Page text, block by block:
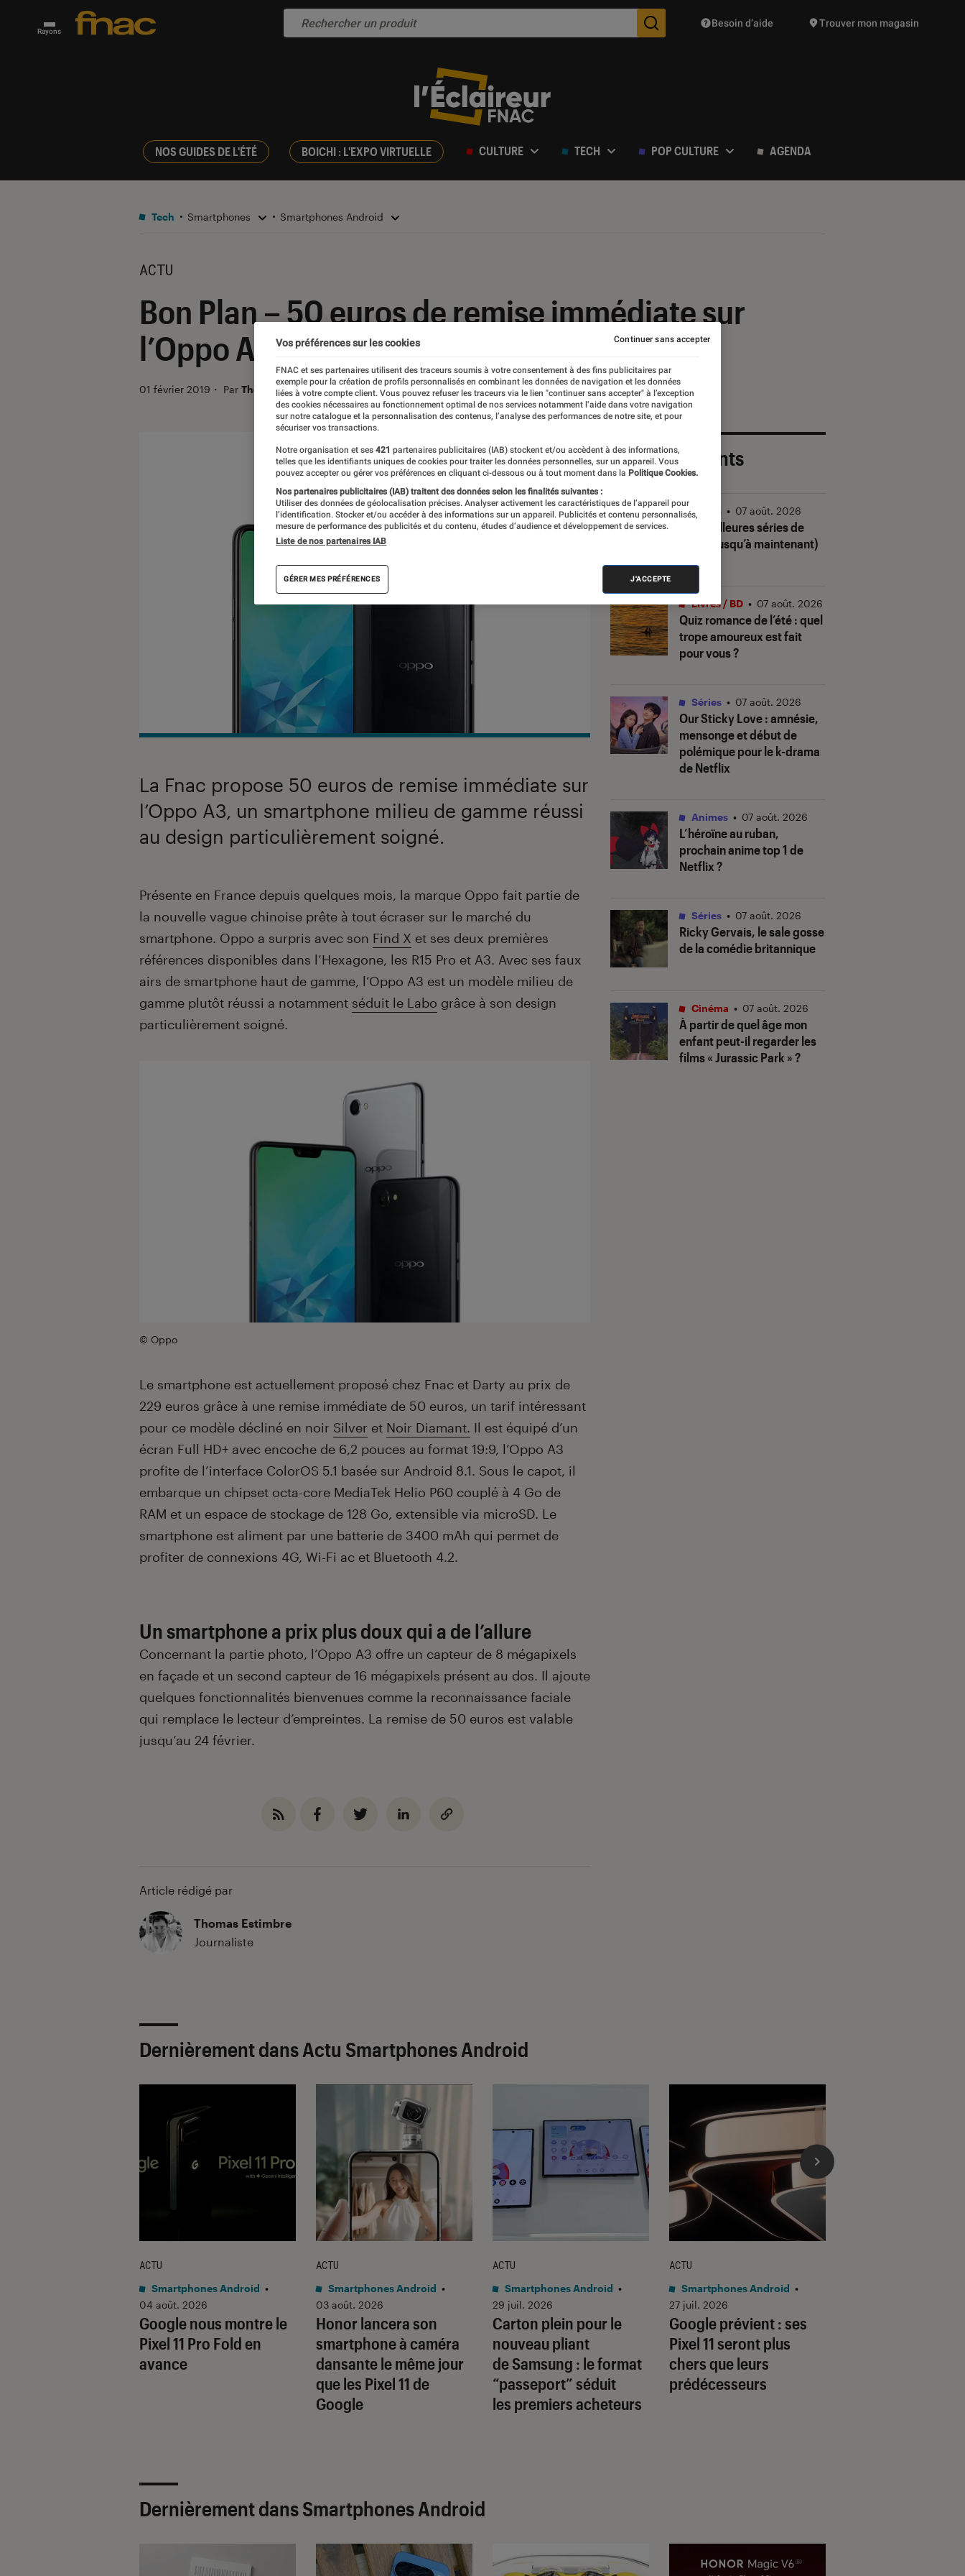
Rayons Des suggestions de produits vont vous être proposées
Besoin d’aide Trouver mon magasin
NOS GUIDES DE L'ÉTÉ BOICHI : L'EXPO VIRTUELLE CULTURE TECH POP CULTURE AGENDA
Tech Smartphones Smartphones Android
ACTU
Bon Plan – 50 euros de remise immédiate sur
l’Oppo A3
01 février 2019 ・ Par Thomas Estimbre
La Fnac propose 50 euros de remise immédiate sur
l’Oppo A3, un smartphone milieu de gamme réussi
au design particulièrement soigné.
Introduction
Présente en France depuis quelques mois, la marque Oppo fait partie de
la nouvelle vague chinoise prête à tout écraser sur le marché du
smartphone. Oppo a surpris avec son Find X et ses deux premières
références disponibles dans l’Hexagone, les R15 Pro et A3. Avec ses faux
airs de smartphone haut de gamme, l’Oppo A3 est un modèle milieu de
gamme plutôt réussi a notamment séduit le Labo grâce à son design
particulièrement soigné.
© Oppo
Le smartphone est actuellement proposé chez Fnac et Darty au prix de
229 euros grâce à une remise immédiate de 50 euros, un tarif intéressant
pour ce modèle décliné en noir Silver et Noir Diamant. Il est équipé d’un
écran Full HD+ avec encoche de 6,2 pouces au format 19:9, l’Oppo A3
profite de l’interface ColorOS 5.1 basée sur Android 8.1. Sous le capot, il
embarque un chipset octa-core MediaTek Helio P60 couplé à 4 Go de
RAM et un espace de stockage de 128 Go, extensible via microSD. Le
smartphone est aliment par une batterie de 3400 mAh qui permet de
profiter de connexions 4G, Wi-Fi ac et Bluetooth 4.2.
Un smartphone a prix plus doux qui a de l’allure
Concernant la partie photo, l’Oppo A3 offre un capteur de 8 mégapixels
en façade et un second capteur de 16 mégapixels présent au dos. Il ajoute
quelques fonctionnalités bienvenues comme la reconnaissance faciale
qui remplace le lecteur d’empreintes. La remise de 50 euros est valable
jusqu’au 24 février.
Article rédigé par
Thomas Estimbre
Journaliste
Les plus récents
Les meilleures séries de
2026 (jusqu’à maintenant)
Séries • 07 août. 2026
Quiz romance de l’été : quel
trope amoureux est fait
pour vous ?
Livres / BD • 07 août. 2026
Our Sticky Love: amnésie,
mensonge et début de
polémique pour le k-drama
de Netflix
Séries • 07 août. 2026
L’héroïne au ruban,
prochain anime top 1 de
Netflix ?
Animes • 07 août. 2026
Ricky Gervais, le sale gosse
de la comédie britannique
Séries • 07 août. 2026
À partir de quel âge mon
enfant peut-il regarder les
films « Jurassic Park » ?
Cinéma • 07 août. 2026
Dernièrement dans Actu Smartphones Android
Google nous montre le
Pixel 11 Pro Fold en
avance
ACTU
Smartphones Android •
04 août. 2026
Honor lancera son
smartphone à caméra
dansante le même jour
que les Pixel 11 de
Google
ACTU
Smartphones Android •
03 août. 2026
Carton plein pour le
nouveau pliant
de Samsung : le format
“passeport” séduit
les premiers acheteurs
ACTU
Smartphones Android •
29 juil. 2026
Google prévient : ses
Pixel 11 seront plus
chers que leurs
prédécesseurs
ACTU
Smartphones Android •
27 juil. 2026
Dernièrement dans Smartphones Android
Vos préférences sur les cookies
FNAC et ses partenaires utilisent des traceurs soumis à votre consentement à des fins publicitaires par
exemple pour la création de profils personnalisés en combinant les données de navigation et les données
liées à votre compte client. Vous pouvez refuser les traceurs via le lien "continuer sans accepter" à l’exception
des cookies nécessaires au fonctionnement optimal de nos services notamment l’aide dans votre navigation
sur notre catalogue et la personnalisation des contenus, l’analyse des performances de notre site, et pour
sécuriser vos transactions.
Notre organisation et ses 421 partenaires publicitaires (IAB) stockent et/ou accèdent à des informations,
telles que les identifiants uniques de cookies pour traiter les données personnelles, sur un appareil. Vous
pouvez accepter ou gérer vos préférences en cliquant ci-dessous ou à tout moment dans la Politique Cookies.
Nos partenaires publicitaires (IAB) traitent des données selon les finalités suivantes :
Utiliser des données de géolocalisation précises. Analyser activement les caractéristiques de l’appareil pour
l’identification. Stocker et/ou accéder à des informations sur un appareil. Publicités et contenu personnalisés,
mesure de performance des publicités et du contenu, études d’audience et développement de services.
Liste de nos partenaires IAB
GÉRER MES PRÉFÉRENCES J'ACCEPTE
Continuer sans accepter